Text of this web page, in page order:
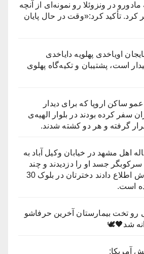
در ونزوئلا رو نمونه‌ای از آنچه
کرد. تأکید کرد:«وقت در حال پایان
اویاخدی پهلویه دایاخدی
است، پشتیبان و تکیه‌گاه پهلوی
عمو ساکن ارو‌پا که برای دیدار
سفر کرده بودند در بلوار الهیه‌ی
گرفته و هر دو کشته شدند.
غریبی 38 ساله اهل مشهد در خیابان وکیل آباد به
جسد او را دزدیدند و چند
روز بعد به خانواده اش اطلاع دادند دخترتان در بلوک 30
است.
رو تخت بیمارستان آخرین حرفاشو
شد🖤🕊
آمریکا: